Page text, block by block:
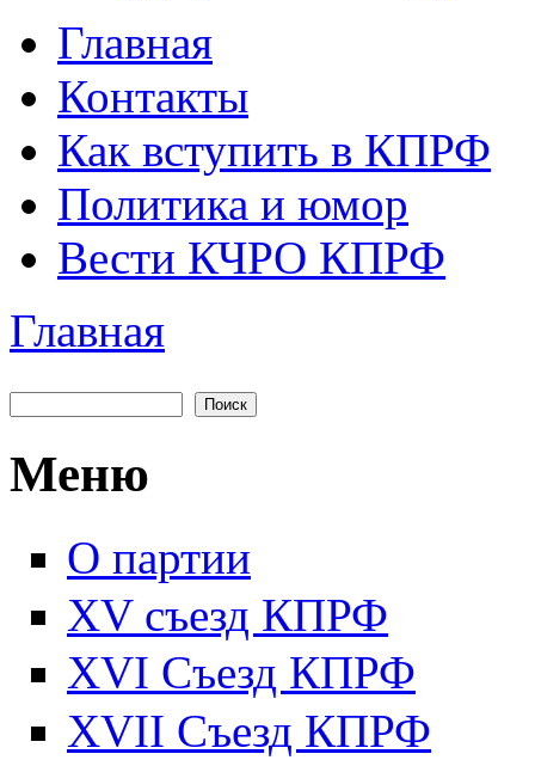
Главное меню
Главная
Контакты
Как вступить в КПРФ
Политика и юмор
Вести КЧРО КПРФ
Вы здесь
Главная
Форма поиска
Меню
О партии
XV съезд КПРФ
XVI Съезд КПРФ
XVII Cъезд КПРФ